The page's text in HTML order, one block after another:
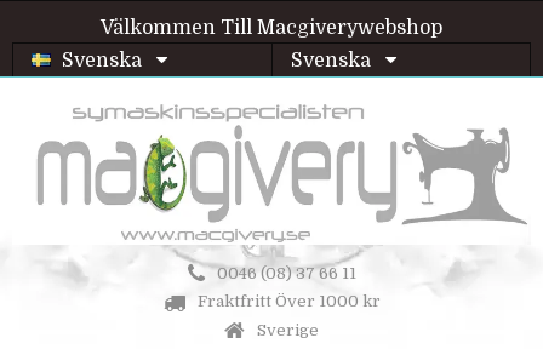
Välkommen Till Macgiverywebshop
Svenska
Svenska
0046 (08) 37 66 11
Fraktfritt Över 1000 kr
Sverige